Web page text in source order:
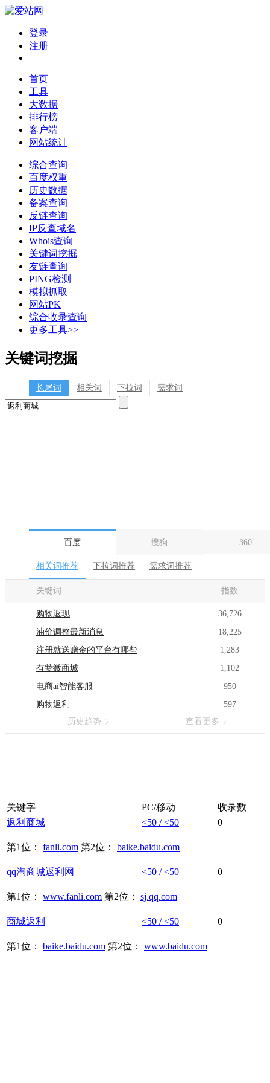
登录
注册
首页
工具
大数据
排行榜
客户端
网站统计
综合查询
百度权重
历史数据
备案查询
反链查询
IP反查域名
Whois查询
关键词挖掘
友链查询
PING检测
模拟抓取
网站PK
综合收录查询
更多工具>>
关键词挖掘
长尾词 相关词 下拉词 需求词
百度 搜狗 360
相关词推荐 下拉词推荐 需求词推荐
关键词 指数
购物返现
36,726
油价调整最新消息
18,225
注册就送赠金的平台有哪些
1,283
有赞微商城
1,102
电商ai智能客服
950
购物返利
597
历史趋势
查看更多
关键字 PC/移动
收录数
返利 商城 <50 / <50 0
第1位： fanli.com 第2位： baike.baidu.com
qq淘商城返利 网 <50 / <50 0
第1位： www.fanli.com 第2位： sj.qq.com
商城返利 <50 / <50 0
第1位： baike.baidu.com 第2位： www.baidu.com